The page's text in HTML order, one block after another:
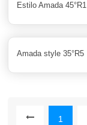
Estilo Amada 45°R1
Amada style 35°R5
1